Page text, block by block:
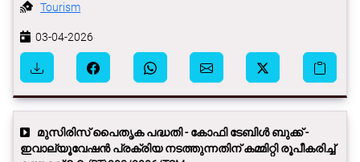
Tourism
03-04-2026
മുസിരിസ് പൈതൃക പദ്ധതി - കോഫി ടേബിള്‍ ബുക്ക് -
ഇവാല്യൂവേഷന്‍ പ്രക്രിയ നടത്തുന്നതിന് കമ്മിറ്റി രൂപീകരിച്ച്